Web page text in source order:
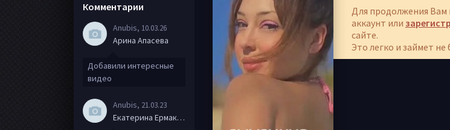
Для продолжения Вам
аккаунт или
сайте.
Это легко и займет не
Комментарии
Anubis, 10.03.26
Арина Апасева
Добавили интересные
видео
Anubis, 21.03.23
Екатерина Ермакова